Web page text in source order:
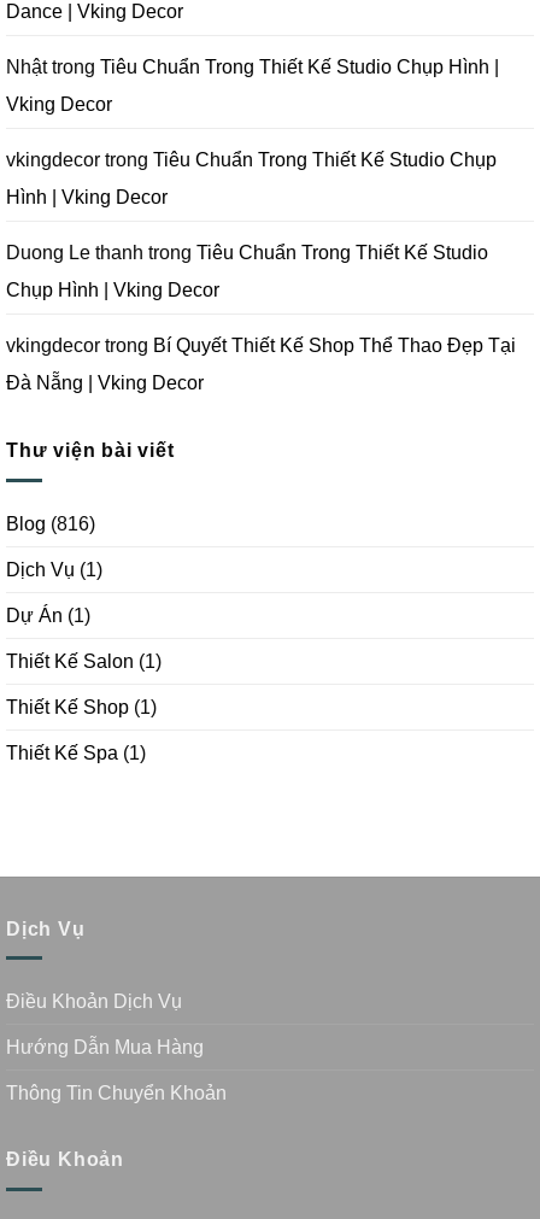
Vking
Decor
Kế
Chụp
Ảnh
Đà
Vking
Decor
Dance | Vking Decor
Nhậttrong Tiêu Chuẩn Trong Thiết Kế Studio Chụp Hình |
Vking Decor
vkingdecor trong Tiêu Chuẩn Trong Thiết Kế Studio Chụp
Hình | Vking Decor
Duong Le thanh trong Tiêu Chuẩn Trong Thiết Kế Studio
Chụp Hình | Vking Decor
vkingdecor trong Bí Quyết Thiết Kế Shop Thể Thao Đẹp Tại
Đà Nẵng | Vking Decor
Thư viện bài viết
Blog (816)
Dịch Vụ (1)
Dự Án (1)
Thiết Kế Salon (1)
Thiết Kế Shop (1)
Thiết Kế Spa (1)
Dịch Vụ
Điều Khoản Dịch Vụ
Hướng Dẫn Mua Hàng
Thông Tin Chuyển Khoản
Điều Khoản